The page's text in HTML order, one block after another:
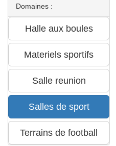
Domaines :